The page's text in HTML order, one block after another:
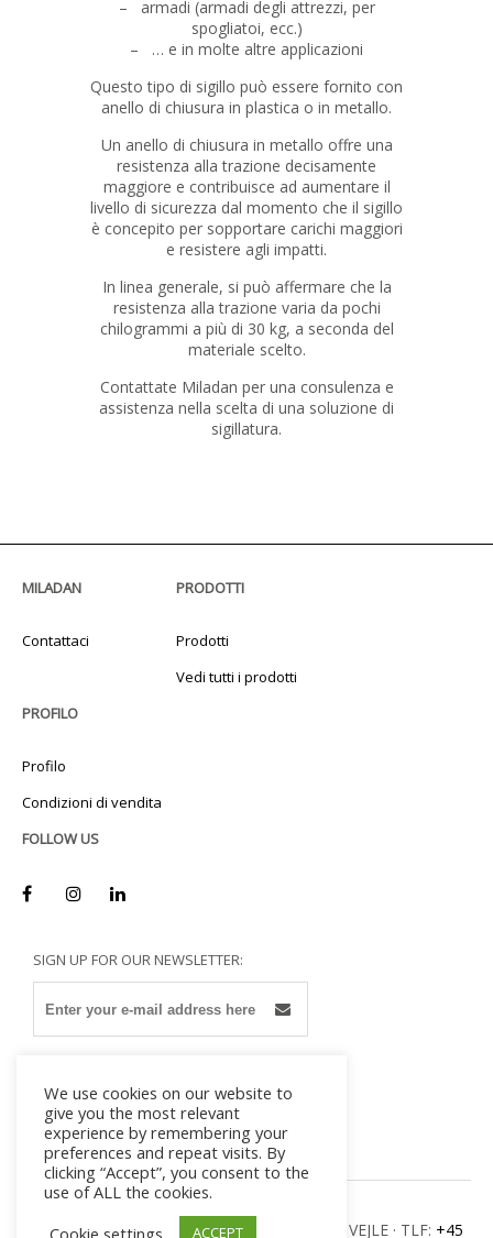
– armadi (armadi degli attrezzi, per
spogliatoi, ecc.)
– … e in molte altre applicazioni
Questo tipo di sigillo può essere fornito con
anello di chiusura in plastica o in metallo.
Un anello di chiusura in metallo offre una
resistenza alla trazione decisamente
maggiore e contribuisce ad aumentare il
livello di sicurezza dal momento che il sigillo
è concepito per sopportare carichi maggiori
e resistere agli impatti.
In linea generale, si può affermare che la
resistenza alla trazione varia da pochi
chilogrammi a più di 30 kg, a seconda del
materiale scelto.
Contattate Miladan per una consulenza e
assistenza nella scelta di una soluzione di
sigillatura.
MILADAN
Contattaci
PRODOTTI
Prodotti
Vedi tutti i prodotti
PROFILO
Profilo
Condizioni di vendita
FOLLOW US
SIGN UP FOR OUR NEWSLETTER:
MILADAN · ULVEHAVEVEJ 42-46 · DK – 7100 VEJLE · TLF: +45
We use cookies on our website to
give you the most relevant
experience by remembering your
preferences and repeat visits. By
clicking “Accept”, you consent to the
use of ALL the cookies.
Cookie settings
ACCEPT